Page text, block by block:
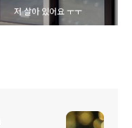
저 살아 있어요 ㅜㅜ